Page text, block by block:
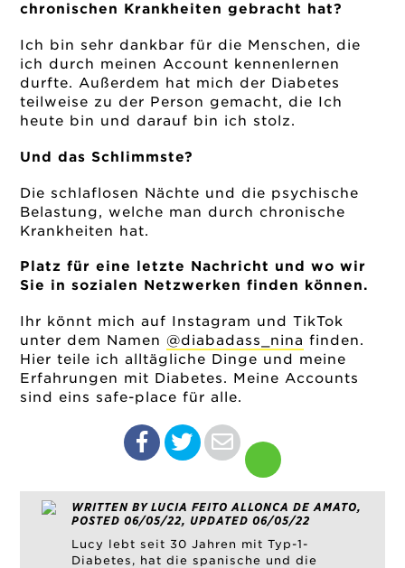
chronischen Krankheiten gebracht hat?
Ich bin sehr dankbar für die Menschen, die
ich durch meinen Account kennenlernen
durfte. Außerdem hat mich der Diabetes
teilweise zu der Person gemacht, die Ich
heute bin und darauf bin ich stolz.
Und das Schlimmste?
Die schlaflosen Nächte und die psychische
Belastung, welche man durch chronische
Krankheiten hat.
Platz für eine letzte Nachricht und wo wir
Sie in sozialen Netzwerken finden können.
Ihr könnt mich auf Instagram und TikTok
unter dem Namen@diabadass_nina finden.
Hier teile ich alltägliche Dinge und meine
Erfahrungen mit Diabetes. Meine Accounts
sind eins safe-place für alle.
WRITTEN BY LUCIA FEITO ALLONCA DE AMATO,
POSTED 06/05/22, UPDATED 06/05/22
Lucy lebt seit 30 Jahren mit Typ-1-
Diabetes, hat die spanische und die